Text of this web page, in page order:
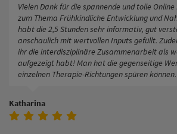
Vielen Dank für die spannende und tolle
zum Thema Frühkindliche Entwicklung und
habt die 2,5 Stunden sehr informativ, gut
anschaulich mit wertvollen Inputs gefüllt.
ihr die interdisziplinäre Zusammenarbeit als
aufgezeigt habt! Man hat die gegenseitige
einzelnen Therapie-Richtungen spüren können.
Katharina